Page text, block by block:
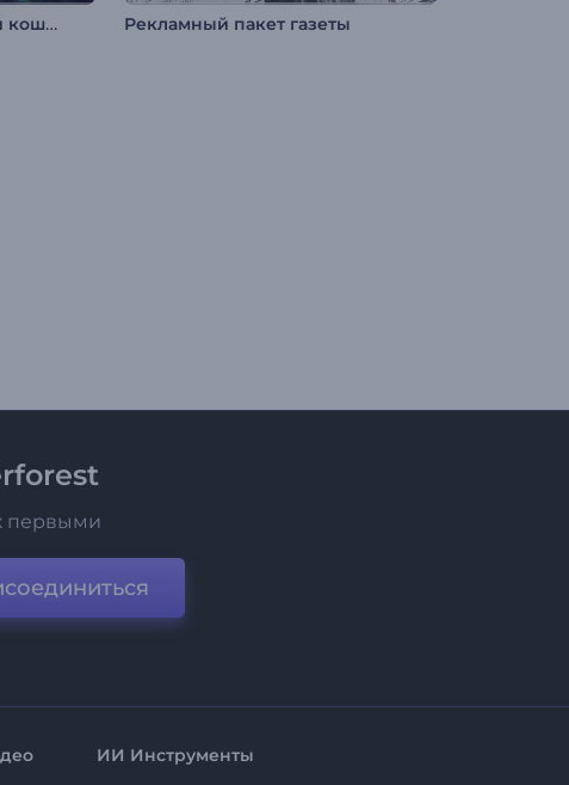
Заставка "Хэллоуинский кошмар" Рекламный пакет газеты
первыми
ИИ Инструменты